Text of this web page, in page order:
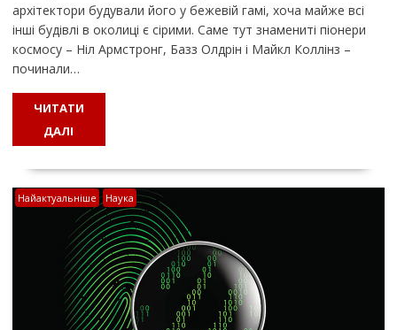
архітектори будували його у бежевій гамі, хоча майже всі
інші будівлі в околиці є сірими. Саме тут знамениті піонери
космосу – Ніл Армстронг, Базз Олдрін і Майкл Коллінз –
починали…
ЧИТАТИ
ДАЛІ
Найактуальніше Наука